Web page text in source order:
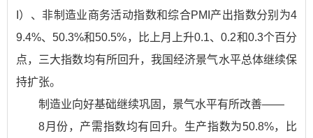
I）、非制造业商务活动指数和综合PMI产出指数分别为4
9.4%、50.3%和50.5%，比上月上升0.1、0.2和0.3个百分
点，三大指数均有所回升，我国经济景气水平总体继续保
持扩张。
制造业向好基础继续巩固，景气水平有所改善——
8月份，产需指数均有回升。生产指数为50.8%，比